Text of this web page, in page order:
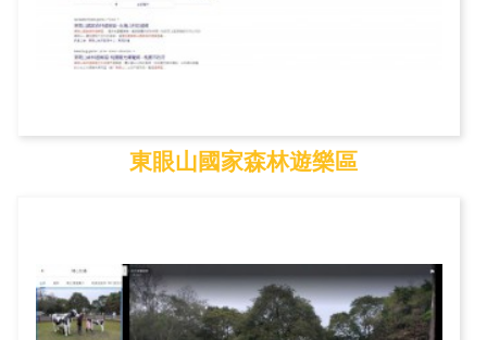
東眼山國家森林遊樂區